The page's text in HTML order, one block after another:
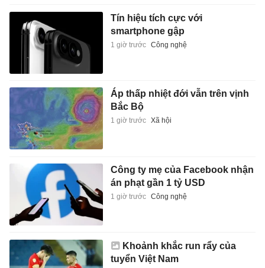
Tín hiệu tích cực với
smartphone gập
1 giờ trước Công nghệ
Áp thấp nhiệt đới vẫn trên vịnh
Bắc Bộ
1 giờ trước Xã hội
Công ty mẹ của Facebook nhận
án phạt gần 1 tỷ USD
1 giờ trước Công nghệ
Khoảnh khắc run rẩy của
tuyển Việt Nam